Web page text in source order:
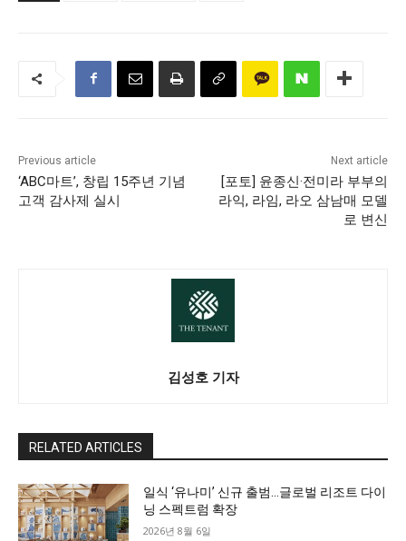
Previous article
‘ABC마트’, 창립 15주년 기념
고객 감사제 실시
Next article
[포토] 윤종신·전미라 부부의
라익, 라임, 라오 삼남매 모델
로 변신
김성호 기자
RELATED ARTICLES
일식 ‘유나미’ 신규 출범…글로벌 리조트 다이
닝 스펙트럼 확장
2026년 8월 6일